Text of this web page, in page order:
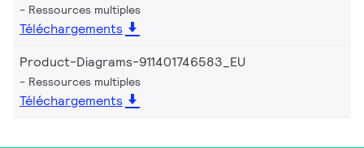
Ressources multiples
Téléchargements
Product-Diagrams-911401746583_EU
Ressources multiples
Téléchargements